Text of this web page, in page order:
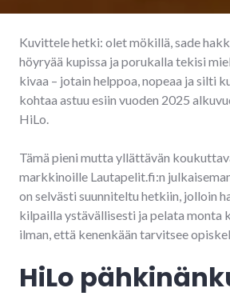
Kuvittele hetki: olet mökillä, sade
höyryää kupissa ja porukalla tekisi
kivaa – jotain helppoa, nopeaa ja silti
kohtaa astuu esiin vuoden 2025
HiLo.
Tämä pieni mutta yllättävän
markkinoille Lautapelit.fi:n
on selvästi suunniteltu hetkiin, jolloin
kilpailla ystävällisesti ja pelata monta
ilman, että kenenkään tarvitsee
HiLo